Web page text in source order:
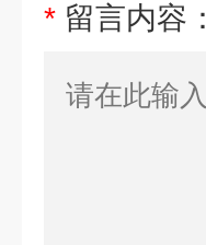
* 留言内容：